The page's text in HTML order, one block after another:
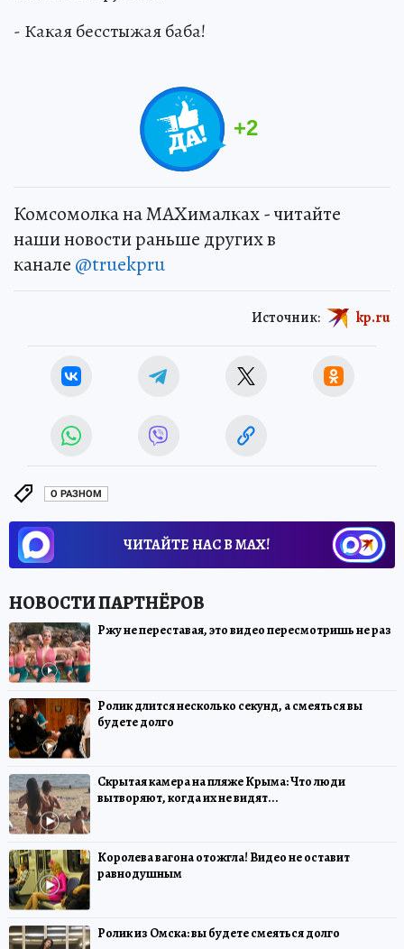
- Какая бесстыжая баба!
+2
Комсомолка на MAXималках - читайте
наши новости раньше других в
канале @truekpru
Источник: kp.ru
О РАЗНОМ
ЧИТАЙТЕ НАС В МАХ!
Ржу не переставая, это видео пересмотришь не раз
Ролик длится несколько секунд, а смеяться вы
будете долго
Скрытая камера на пляже Крыма: Что люди
вытворяют, когда их не видят...
Королева вагона отожгла! Видео не оставит
равнодушным
Ролик из Омска: вы будете смеяться долго